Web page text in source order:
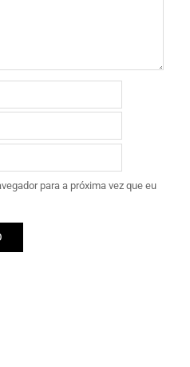
para a próxima vez que eu